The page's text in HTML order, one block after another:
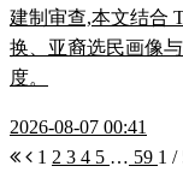
建制审查,本文结合
换、亚裔选民画像
度。
2026-08-07 00:41
1 2 3 4 5 … 59 1 /